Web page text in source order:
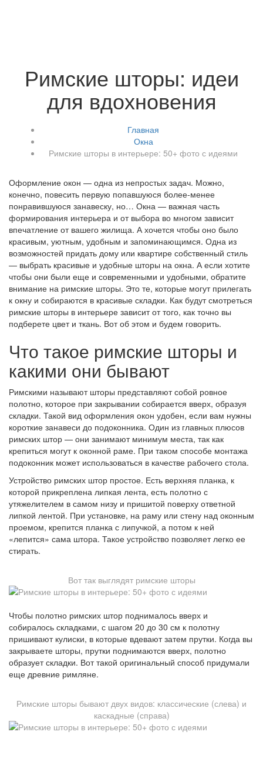
Римские шторы: идеи
для вдохновения
Главная
Окна
Римские шторы в интерьере: 50+ фото с идеями
Оформление окон — одна из непростых задач. Можно,
конечно, повесить первую попавшуюся более-менее
понравившуюся занавеску, но… Окна — важная часть
формирования интерьера и от выбора во многом зависит
впечатление от вашего жилища. А хочется чтобы оно было
красивым, уютным, удобным и запоминающимся. Одна из
возможностей придать дому или квартире собственный стиль
— выбрать красивые и удобные шторы на окна. А если хотите
чтобы они были еще и современными и удобными, обратите
внимание на римские шторы. Это те, которые могут прилегать
к окну и собираются в красивые складки. Как будут смотреться
римские шторы в интерьере зависит от того, как точно вы
подберете цвет и ткань. Вот об этом и будем говорить.
Что такое римские шторы и
какими они бывают
Римскими называют шторы представляют собой ровное
полотно, которое при закрывании собирается вверх, образуя
складки. Такой вид оформления окон удобен, если вам нужны
короткие занавеси до подоконника. Один из главных плюсов
римских штор — они занимают минимум места, так как
крепиться могут к оконной раме. При таком способе монтажа
подоконник может использоваться в качестве рабочего стола.
Устройство римских штор простое. Есть верхняя планка, к
которой прикреплена липкая лента, есть полотно с
утяжелителем в самом низу и пришитой поверху ответной
липкой лентой. При установке, на раму или стену над оконным
проемом, крепится планка с липучкой, а потом к ней
«лепится» сама штора. Такое устройство позволяет легко ее
стирать.
Вот так выглядят римские шторы
Чтобы полотно римских штор поднималось вверх и
собиралось складками, с шагом 20 до 30 см к полотну
пришивают кулиски, в которые вдевают затем прутки. Когда вы
закрываете шторы, прутки поднимаются вверх, полотно
образует складки. Вот такой оригинальный способ придумали
еще древние римляне.
Римские шторы бывают двух видов: классические (слева) и
каскадные (справа)